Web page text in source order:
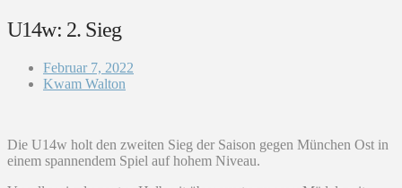
U14w: 2. Sieg
Februar 7, 2022
Kwam Walton
Die U14w holt den zweiten Sieg der Saison gegen München Ost in
einem spannendem Spiel auf hohem Niveau.